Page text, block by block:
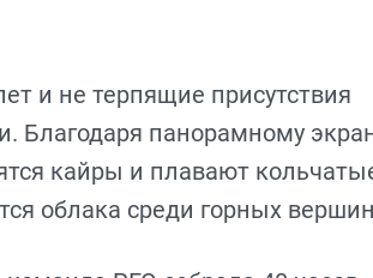
и не терпящие присутствия
Благодаря панорамному
кайры и плавают
облака среди горных